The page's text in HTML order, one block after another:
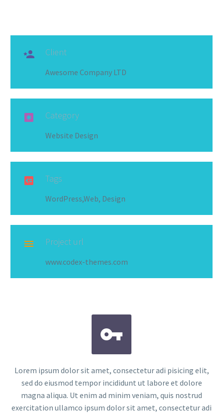
 Client
Awesome Company LTD
 Category
Website Design
 Tags
WordPress,Web, Design
 Project url
www.codex-themes.com


Lorem ipsum dolor sit amet, consectetur adi pisicing elit,
sed do eiusmod tempor incididunt ut labore et dolore
magna aliqua. Ut enim ad minim veniam, quis nostrud
exercitation ullamco ipsum dolor sit amet, consectetur adi